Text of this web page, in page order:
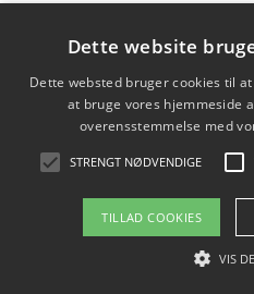
4292 ApS
Orionvej 69, 4700
Ansatte:
Startdato: 22. april
Virksomhedsform:
Dette website
Dette websted bruger cookies til
at bruge vores hjemmeside
overensstemmelse med
STRENGT NØDVENDIGE
TILLAD COOKIES
VIS